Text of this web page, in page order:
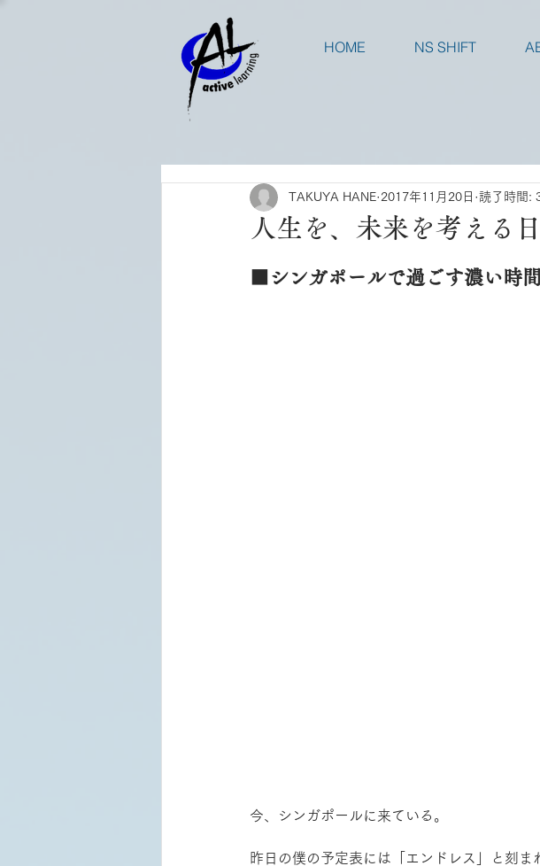
HOME NS SHIFT
人生を、未来を考える
TAKUYA HANE 2017年11月20日 読了時間:
■シンガポールで過ごす濃い時間
今、シンガポールに来ている。
昨日の僕の予定表には「エンドレス」と刻ま